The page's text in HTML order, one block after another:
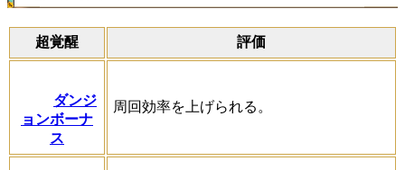
超覚醒 評価
ダンジ
ョンボーナ
ス
周回効率を上げられる。